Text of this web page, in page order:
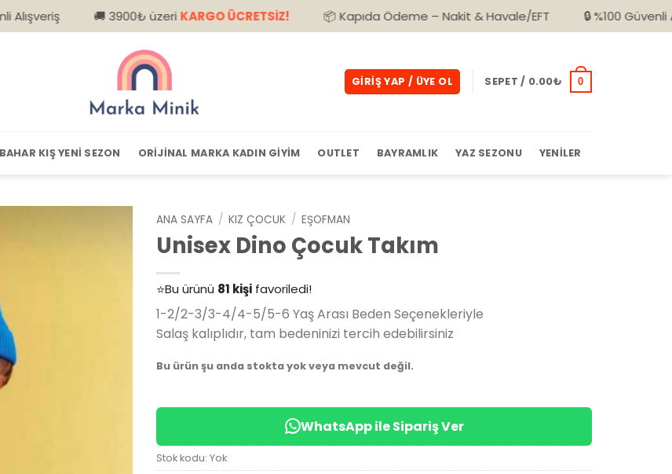
🚚 3900₺ üzeri KARGO ÜCRETSİZ! 📦 Kapıda Ödeme – Nakit & Havale/EFT 🔒 %100 Güvenli Alışveriş
GIRIŞ YAP / ÜYE OL SEPET / 0.00₺ 0
KIŞ YENI SEZON ORIJINAL MARKA KADIN GIYIM OUTLET BAYRAMLIK YAZ SEZONU YENILER
ANA SAYFA / KIZ ÇOCUK / EŞOFMAN
Unisex Dino Çocuk Takım
👀Şu an
⭐️Bu ürünü 81 kişi favoriledi!
🛒39 kişisepetine ekledi!
✅Bugün14 adetsatıldı
1-2/2-3/3-4/4-5/5-6 Yaş Arası Beden Seçenekleriyle
Salaş kalıplıdır, tam bedeninizi tercih edebilirsiniz
Bu ürün şu anda stokta yok veya mevcut değil.
WhatsApp ile Sipariş Ver
Stok kodu: Yok